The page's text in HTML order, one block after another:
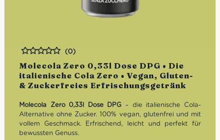
Molecola Zero 0,33l Dose DPG • Die
italienische Cola Zero • Vegan, Gluten-
& Zuckerfreies Erfrischungsgetränk
Bewertet
(0)
Molecola Zero 0,33l Dose DPG – die italienische Cola-
Alternative ohne Zucker. 100% vegan, glutenfrei und mit
vollem Geschmack. Erfrischend, leicht und perfekt für
bewussten Genuss.